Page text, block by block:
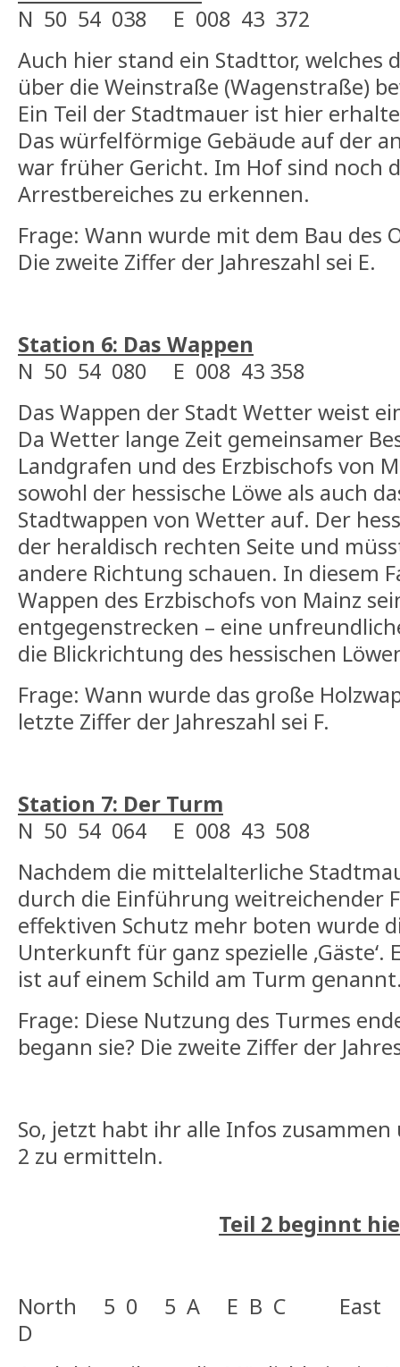
N 50 54 038 E 008 43 372
Auch hier stand ein Stadttor, welches
über die Weinstraße (Wagenstraße)
Ein Teil der Stadtmauer ist hier
Das würfelförmige Gebäude auf der
war früher Gericht. Im Hof sind noch
Arrestbereiches zu erkennen.
Frage: Wann wurde mit dem Bau des
Die zweite Ziffer der Jahreszahl sei E.
Station 6: Das Wappen
N 50 54 080 E 008 43 358
Das Wappen der Stadt Wetter weist
Da Wetter lange Zeit gemeinsamer
Landgrafen und des Erzbischofs von
sowohl der hessische Löwe als auch
Stadtwappen von Wetter auf. Der
der heraldisch rechten Seite und
andere Richtung schauen. In diesem
Wappen des Erzbischofs von Mainz
entgegenstrecken – eine
die Blickrichtung des hessischen
Frage: Wann wurde das große
letzte Ziffer der Jahreszahl sei F.
Station 7: Der Turm
N 50 54 064 E 008 43 508
Nachdem die mittelalterliche
durch die Einführung weitreichender
effektiven Schutz mehr boten wurde
Unterkunft für ganz spezielle
ist auf einem Schild am Turm
Frage: Diese Nutzung des Turmes
begann sie? Die zweite Ziffer der
So, jetzt habt ihr alle Infos
2 zu ermitteln.
Teil 2 beginnt
North 5 0 5 A E B C East
D